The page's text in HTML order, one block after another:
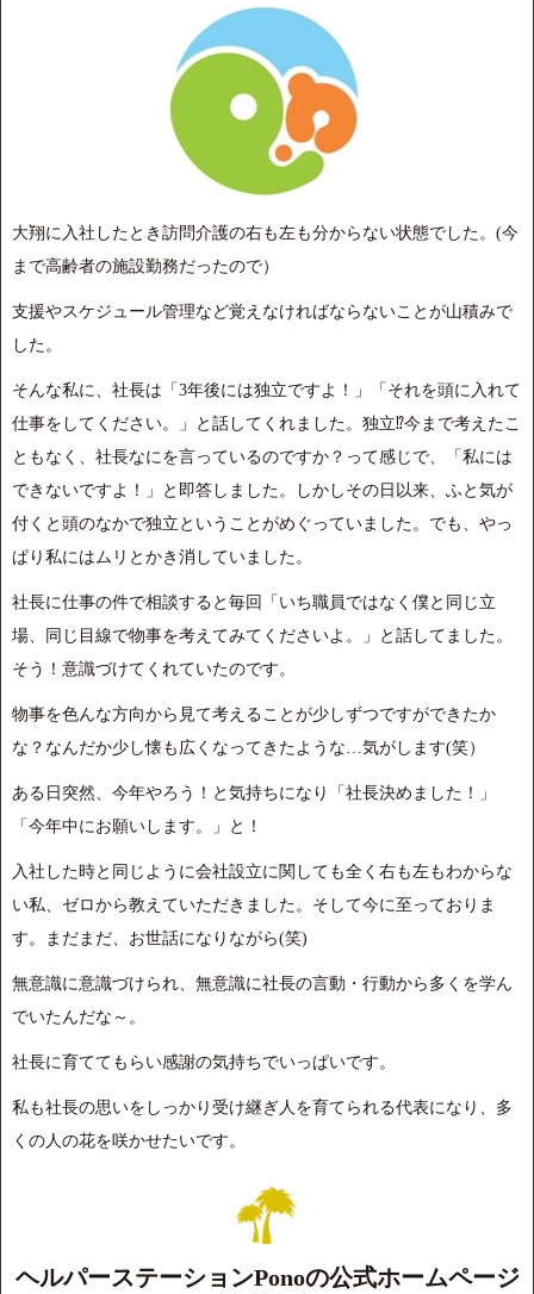
大翔に入社したとき訪問介護の右も左も分からない状態でした。(今
まで高齢者の施設勤務だったので）
支援やスケジュール管理など覚えなければならないことが山積みで
した。
そんな私に、社長は「3年後には独立ですよ！」「それを頭に入れて
仕事をしてください。」と話してくれました。独立⁉今まで考えたこ
ともなく、社長なにを言っているのですか？って感じで、「私には
できないですよ！」と即答しました。しかしその日以来、ふと気が
付くと頭のなかで独立ということがめぐっていました。でも、やっ
ぱり私にはムリとかき消していました。
社長に仕事の件で相談すると毎回「いち職員ではなく僕と同じ立
場、同じ目線で物事を考えてみてくださいよ。」と話してました。
そう！意識づけてくれていたのです。
物事を色んな方向から見て考えることが少しずつですができたか
な？なんだか少し懐も広くなってきたような…気がします(笑）
ある日突然、今年やろう！と気持ちになり「社長決めました！」
「今年中にお願いします。」と！
入社した時と同じように会社設立に関しても全く右も左もわからな
い私、ゼロから教えていただきました。そして今に至っておりま
す。まだまだ、お世話になりながら(笑)
無意識に意識づけられ、無意識に社長の言動・行動から多くを学ん
でいたんだな～。
社長に育ててもらい感謝の気持ちでいっぱいです。
私も社長の思いをしっかり受け継ぎ人を育てられる代表になり、多
くの人の花を咲かせたいです。
ヘルパーステーションPonoの公式ホームページ